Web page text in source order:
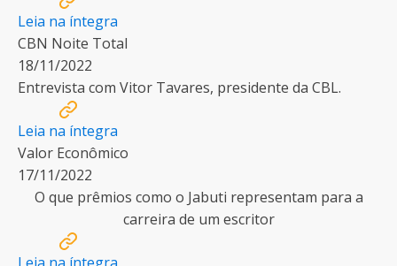
Leia na íntegra
CBN Noite Total
18/11/2022
Entrevista com Vitor Tavares, presidente da CBL.
Leia na íntegra
Valor Econômico
17/11/2022
O que prêmios como o Jabuti representam para a
carreira de um escritor